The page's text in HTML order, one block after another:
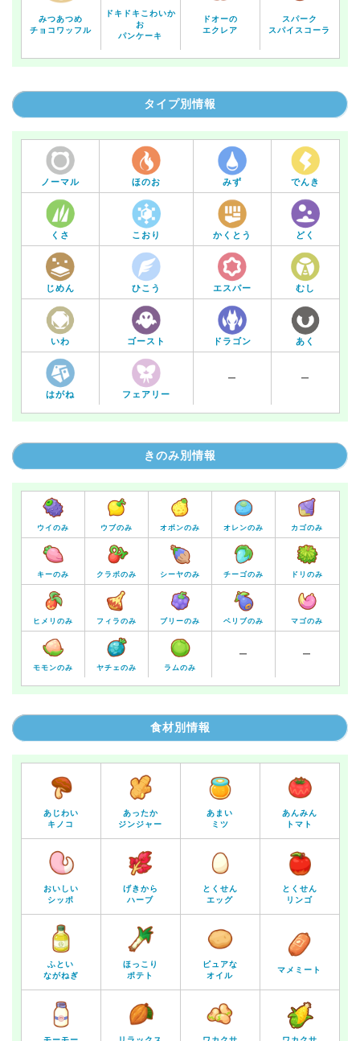
みつあつめ
チョコワッフル
ドキドキこわいか
お
パンケーキ
ドオーの
エクレア
スパーク
スパイスコーラ
タイプ別情報
ノーマル ほのお みず でんき
くさ こおり かくとう どく
じめん ひこう エスパー むし
いわ ゴースト ドラゴン あく
はがね フェアリー
ー ー
きのみ別情報
ウイのみ ウブのみ オボンのみ オレンのみ カゴのみ
キーのみ クラボのみ シーヤのみ チーゴのみ ドリのみ
ヒメリのみ フィラのみ ブリーのみ ベリブのみ マゴのみ
モモンのみ ヤチェのみ ラムのみ
ー ー
食材別情報
あじわい
キノコ
あったか
ジンジャー
あまい
ミツ
あんみん
トマト
おいしい
シッポ
げきから
ハーブ
とくせん
エッグ
とくせん
リンゴ
ふとい
ながねぎ
ほっこり
ポテト
ピュアな
オイル
マメミート